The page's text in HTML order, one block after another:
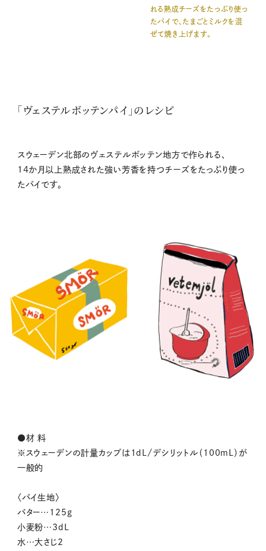
れる熟成チーズをたっぷり使っ
たパイで、たまごとミルクを混
ぜて焼き上げます。
「ヴェステルボッテンパイ」のレシピ
スウェーデン北部のヴェステルボッテン地方で作られる、
14か月以上熟成された強い芳香を持つチーズをたっぷり使っ
たパイです。
●材 料
※スウェーデンの計量カップは1dL/デシリットル（100mL）が
一般的
〈パイ生地〉
バター…125g
小麦粉…3dL
水…大さじ2